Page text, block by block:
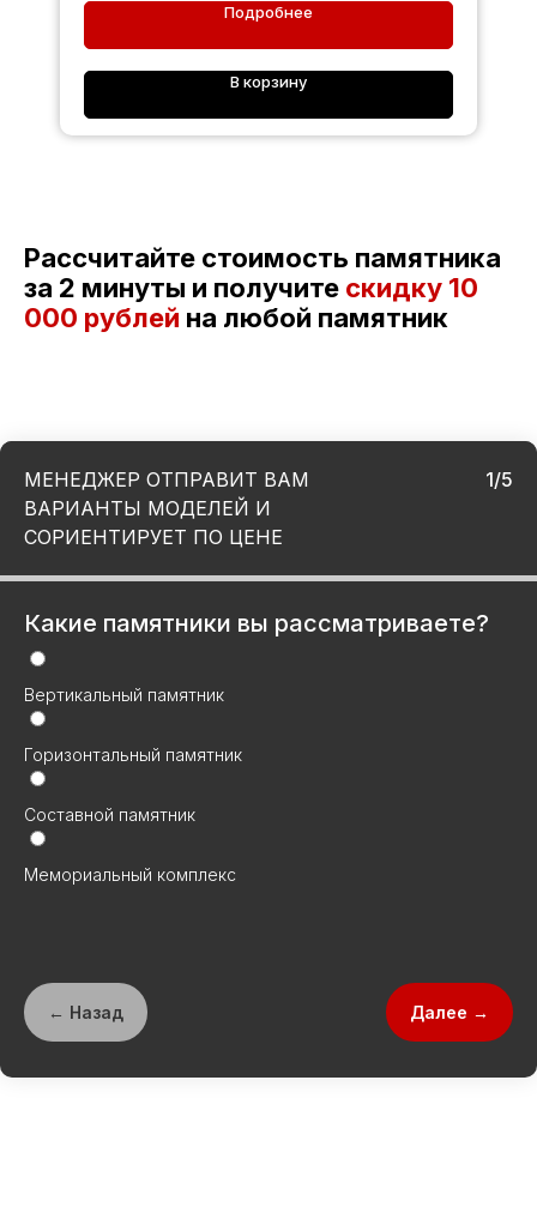
Подробнее
В корзину
Рассчитайте стоимость памятника
за 2 минуты и получите скидку 10
000 рублей на любой памятник
МЕНЕДЖЕР ОТПРАВИТ ВАМ
ВАРИАНТЫ МОДЕЛЕЙ И
СОРИЕНТИРУЕТ ПО ЦЕНЕ
1/5
Какие памятники вы рассматриваете?
Вертикальный памятник
Горизонтальный памятник
Составной памятник
Мемориальный комплекс
← Назад Далее →